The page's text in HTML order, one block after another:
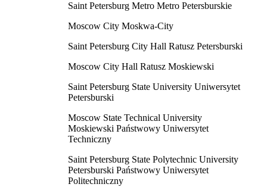
Saint Petersburg Metro Metro Petersburskie
Moscow City Moskwa-City
Saint Petersburg City Hall Ratusz Petersburski
Moscow City Hall Ratusz Moskiewski
Saint Petersburg State University Uniwersytet
Petersburski
Moscow State Technical University
Moskiewski Państwowy Uniwersytet
Techniczny
Saint Petersburg State Polytechnic University
Petersburski Państwowy Uniwersytet
Politechniczny